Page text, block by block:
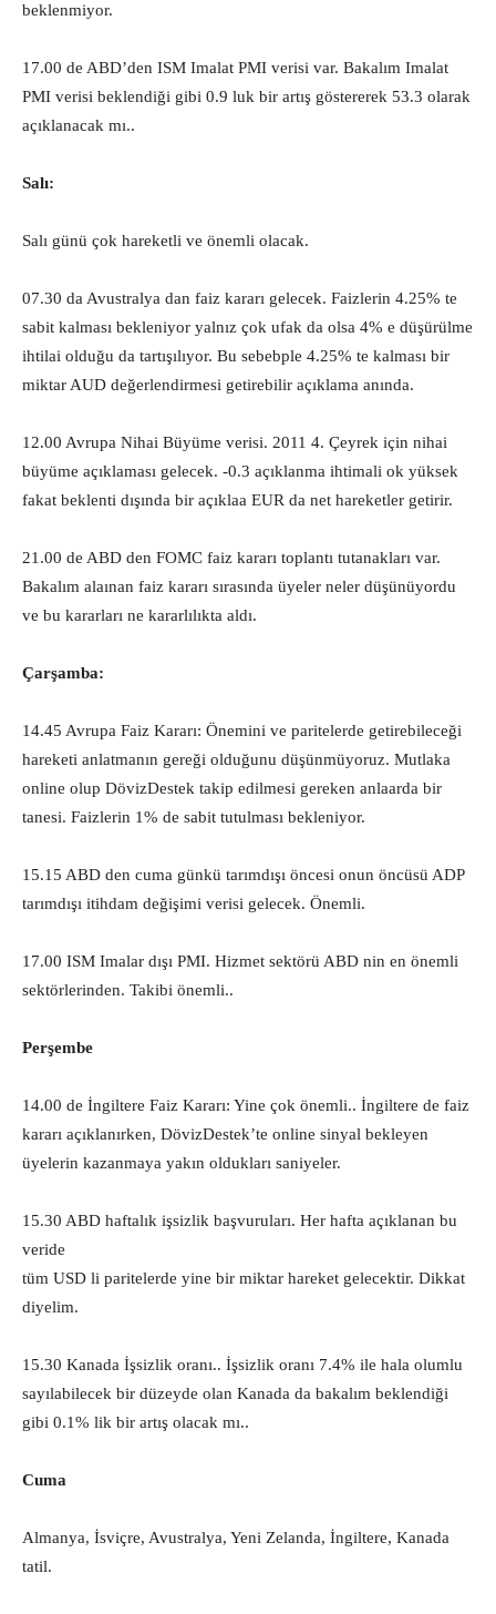
beklenmiyor.
17.00 de ABD’den ISM Imalat PMI verisi var. Bakalım Imalat
PMI verisi beklendiği gibi 0.9 luk bir artış göstererek 53.3 olarak
açıklanacak mı..
Salı:
Salı günü çok hareketli ve önemli olacak.
07.30 da Avustralya dan faiz kararı gelecek. Faizlerin 4.25% te
sabit kalması bekleniyor yalnız çok ufak da olsa 4% e düşürülme
ihtilai olduğu da tartışılıyor. Bu sebebple 4.25% te kalması bir
miktar AUD değerlendirmesi getirebilir açıklama anında.
12.00 Avrupa Nihai Büyüme verisi. 2011 4. Çeyrek için nihai
büyüme açıklaması gelecek. -0.3 açıklanma ihtimali ok yüksek
fakat beklenti dışında bir açıklaa EUR da net hareketler getirir.
21.00 de ABD den FOMC faiz kararı toplantı tutanakları var.
Bakalım alaınan faiz kararı sırasında üyeler neler düşünüyordu
ve bu kararları ne kararlılıkta aldı.
Çarşamba:
14.45 Avrupa Faiz Kararı: Önemini ve paritelerde getirebileceği
hareketi anlatmanın gereği olduğunu düşünmüyoruz. Mutlaka
online olup DövizDestek takip edilmesi gereken anlaarda bir
tanesi. Faizlerin 1% de sabit tutulması bekleniyor.
15.15 ABD den cuma günkü tarımdışı öncesi onun öncüsü ADP
tarımdışı itihdam değişimi verisi gelecek. Önemli.
17.00 ISM Imalar dışı PMI. Hizmet sektörü ABD nin en önemli
sektörlerinden. Takibi önemli..
Perşembe
14.00 de İngiltere Faiz Kararı: Yine çok önemli.. İngiltere de faiz
kararı açıklanırken, DövizDestek’te online sinyal bekleyen
üyelerin kazanmaya yakın oldukları saniyeler.
15.30 ABD haftalık işsizlik başvuruları. Her hafta açıklanan bu
veride
tüm USD li paritelerde yine bir miktar hareket gelecektir. Dikkat
diyelim.
15.30 Kanada İşsizlik oranı.. İşsizlik oranı 7.4% ile hala olumlu
sayılabilecek bir düzeyde olan Kanada da bakalım beklendiği
gibi 0.1% lik bir artış olacak mı..
Cuma
Almanya, İsviçre, Avustralya, Yeni Zelanda, İngiltere, Kanada
tatil.